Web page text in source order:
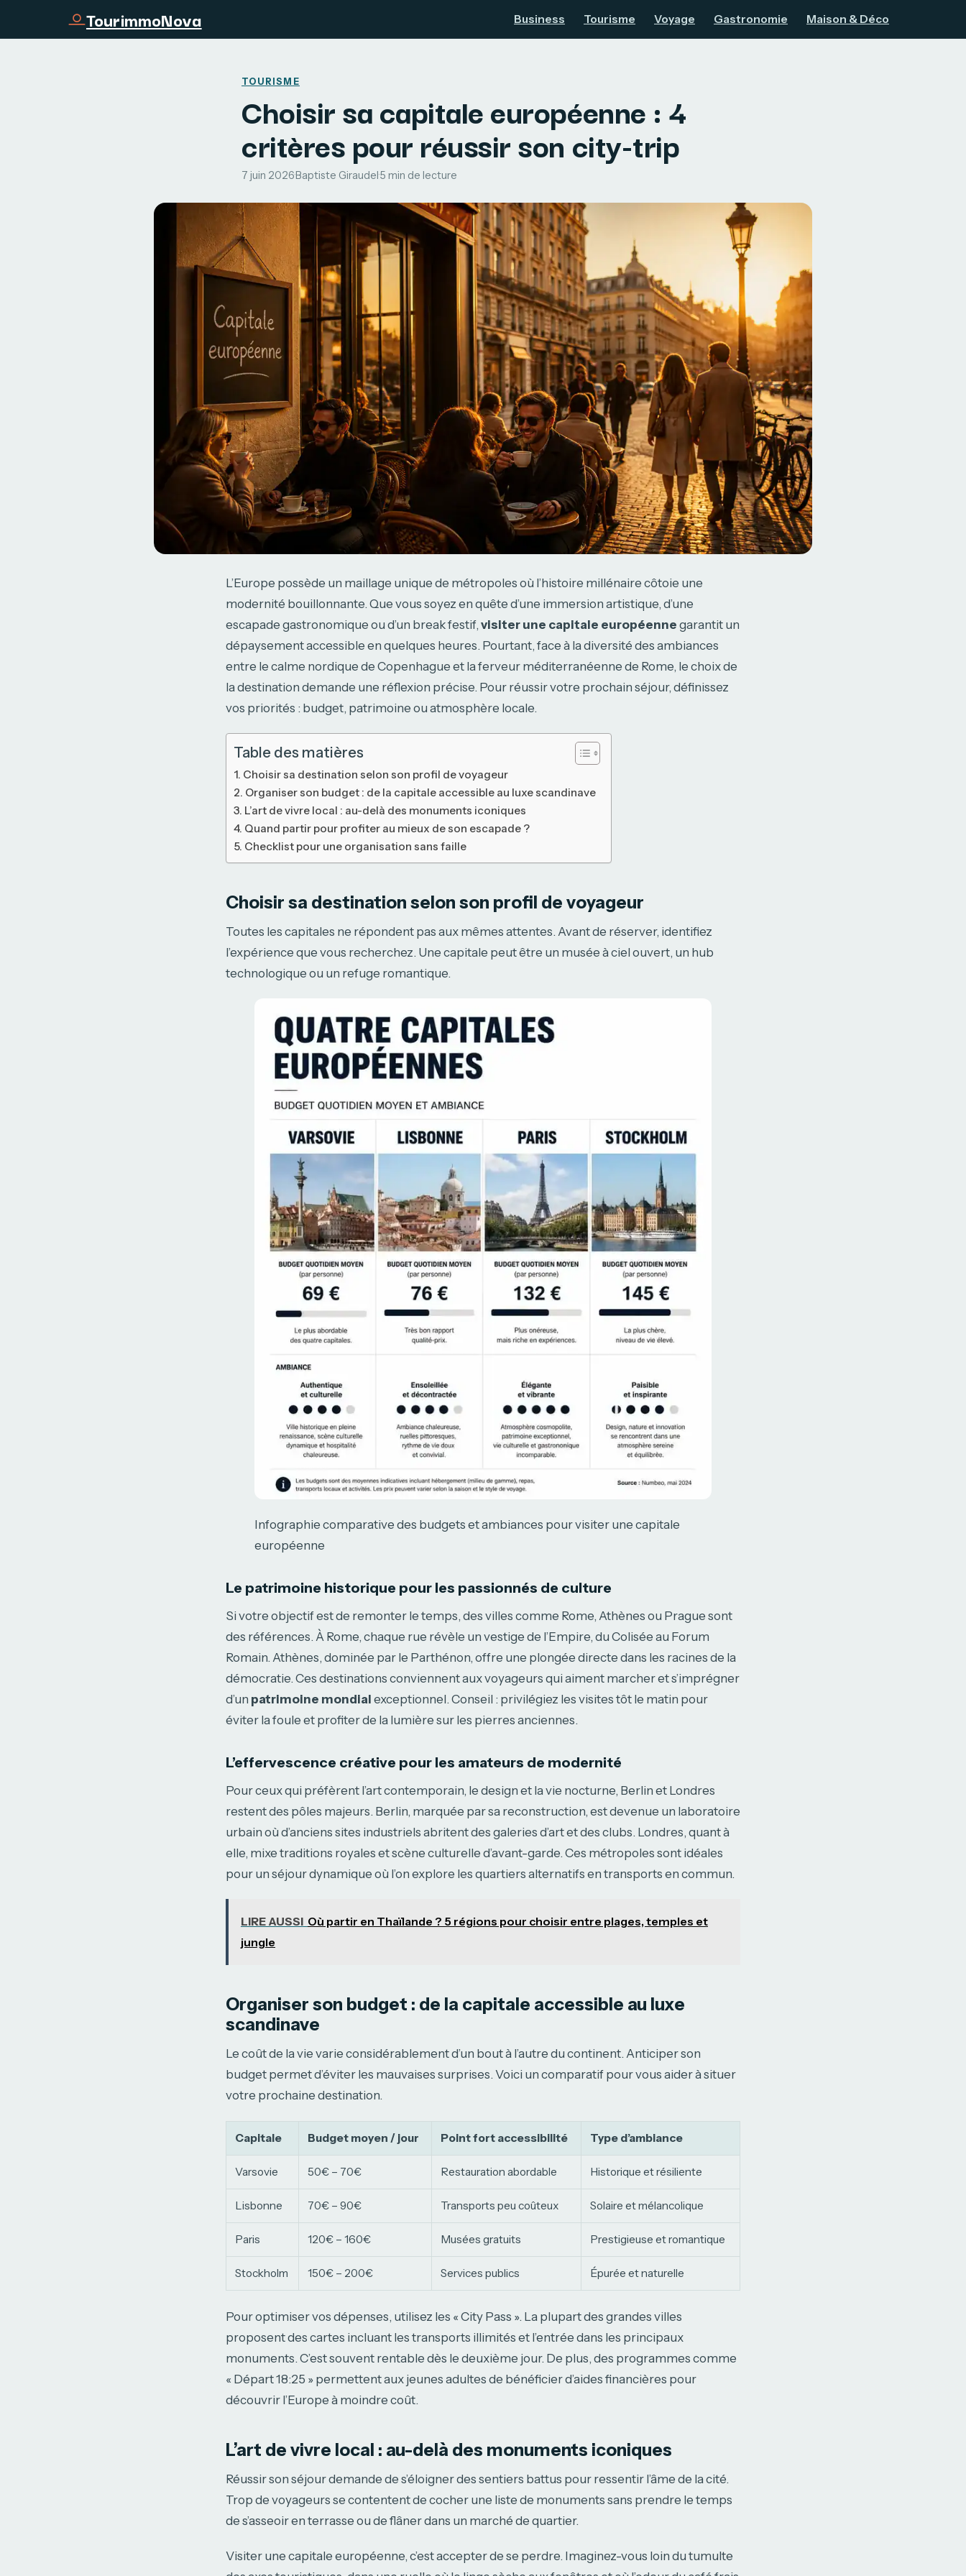
TourimmoNova Business Tourisme Voyage Gastronomie Maison & Déco
TOURISME
Choisir sa capitale européenne : 4
critères pour réussir son city-trip
7 juin 2026·Baptiste Giraudel ·5 min de lecture
L’Europe possède un maillage unique de métropoles où l’histoire millénaire côtoie une
modernité bouillonnante. Que vous soyez en quête d’une immersion artistique, d’une
escapade gastronomique ou d’un break festif, visiter une capitale européenne garantit un
dépaysement accessible en quelques heures. Pourtant, face à la diversité des ambiances
entre le calme nordique de Copenhague et la ferveur méditerranéenne de Rome, le choix de
la destination demande une réflexion précise. Pour réussir votre prochain séjour, définissez
vos priorités : budget, patrimoine ou atmosphère locale.
Table des matières
Choisir sa destination selon son profil de voyageur
Organiser son budget : de la capitale accessible au luxe scandinave
L’art de vivre local : au-delà des monuments iconiques
Quand partir pour profiter au mieux de son escapade ?
Checklist pour une organisation sans faille
Choisir sa destination selon son profil de voyageur
Toutes les capitales ne répondent pas aux mêmes attentes. Avant de réserver, identifiez
l’expérience que vous recherchez. Une capitale peut être un musée à ciel ouvert, un hub
technologique ou un refuge romantique.
Infographie comparative des budgets et ambiances pour visiter une capitale
européenne
Le patrimoine historique pour les passionnés de culture
Si votre objectif est de remonter le temps, des villes comme Rome, Athènes ou Prague sont
des références. À Rome, chaque rue révèle un vestige de l’Empire, du Colisée au Forum
Romain. Athènes, dominée par le Parthénon, offre une plongée directe dans les racines de la
démocratie. Ces destinations conviennent aux voyageurs qui aiment marcher et s’imprégner
d’un patrimoine mondial exceptionnel. Conseil : privilégiez les visites tôt le matin pour
éviter la foule et profiter de la lumière sur les pierres anciennes.
L’effervescence créative pour les amateurs de modernité
Pour ceux qui préfèrent l’art contemporain, le design et la vie nocturne, Berlin et Londres
restent des pôles majeurs. Berlin, marquée par sa reconstruction, est devenue un laboratoire
urbain où d’anciens sites industriels abritent des galeries d’art et des clubs. Londres, quant à
elle, mixe traditions royales et scène culturelle d’avant-garde. Ces métropoles sont idéales
pour un séjour dynamique où l’on explore les quartiers alternatifs en transports en commun.
LIRE AUSSI Où partir en Thaïlande ? 5 régions pour choisir entre plages, temples et
jungle
Organiser son budget : de la capitale accessible au luxe
scandinave
Le coût de la vie varie considérablement d’un bout à l’autre du continent. Anticiper son
budget permet d’éviter les mauvaises surprises. Voici un comparatif pour vous aider à situer
votre prochaine destination.
Capitale Budget moyen / jour Point fort accessibilité Type d’ambiance
Varsovie 50€ – 70€ Restauration abordable Historique et résiliente
Lisbonne 70€ – 90€ Transports peu coûteux Solaire et mélancolique
Paris 120€ – 160€ Musées gratuits Prestigieuse et romantique
Stockholm 150€ – 200€ Services publics Épurée et naturelle
Pour optimiser vos dépenses, utilisez les « City Pass ». La plupart des grandes villes
proposent des cartes incluant les transports illimités et l’entrée dans les principaux
monuments. C’est souvent rentable dès le deuxième jour. De plus, des programmes comme
« Départ 18:25 » permettent aux jeunes adultes de bénéficier d’aides financières pour
découvrir l’Europe à moindre coût.
L’art de vivre local : au-delà des monuments iconiques
Réussir son séjour demande de s’éloigner des sentiers battus pour ressentir l’âme de la cité.
Trop de voyageurs se contentent de cocher une liste de monuments sans prendre le temps
de s’asseoir en terrasse ou de flâner dans un marché de quartier.
Visiter une capitale européenne, c’est accepter de se perdre. Imaginez-vous loin du tumulte